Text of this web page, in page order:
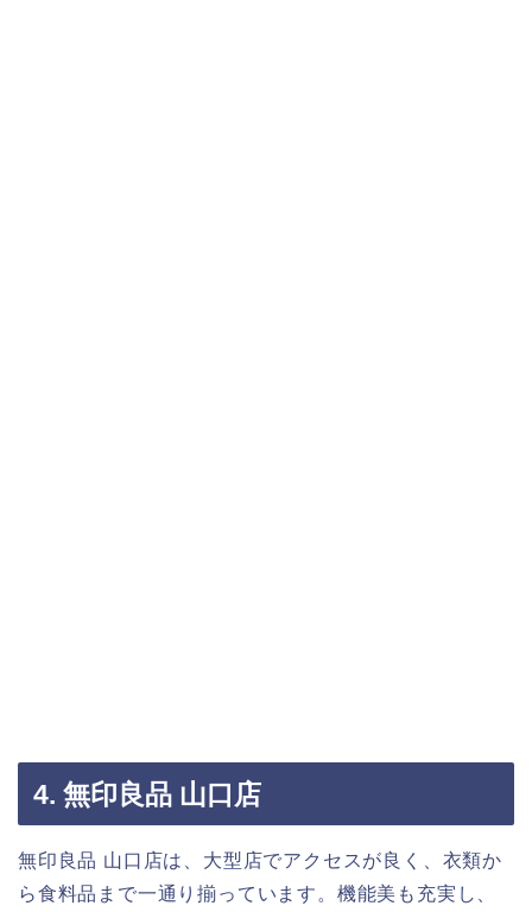
4. 無印良品 山口店
無印良品 山口店は、大型店でアクセスが良く、衣類か
ら食料品まで一通り揃っています。機能美も充実し、